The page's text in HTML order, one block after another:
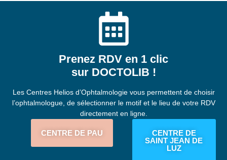
Prenez RDV en 1 clic
sur DOCTOLIB !
Les Centres Helios d’Ophtalmologie vous permettent de choisir
l’ophtalmologue, de sélectionner le motif et le lieu de votre RDV
directement en ligne.
CENTRE DE PAU
CENTRE DE
SAINT JEAN DE
LUZ